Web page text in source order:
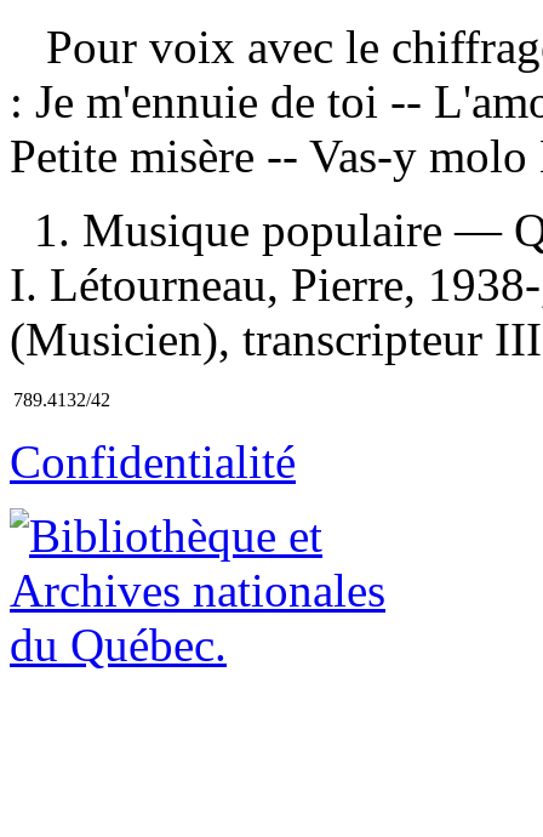
Pour voix avec le
: Je m'ennuie de toi --
Petite misère -- Vas-y
1. Musique populaire —
I. Létourneau, Pierre,
(Musicien), transcripteur
789.4132/42
Confidentialité